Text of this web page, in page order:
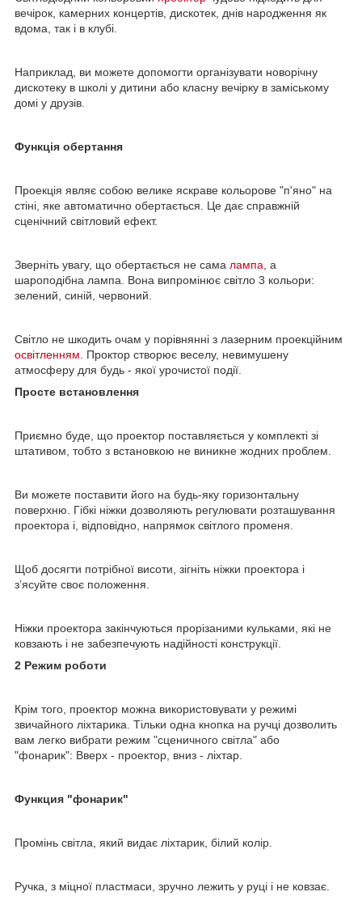
вечірок, камерних концертів, дискотек, днів народження як
вдома, так і в клубі.
Наприклад, ви можете допомогти організувати новорічну
дискотеку в школі у дитини або класну вечірку в заміському
домі у друзів.
Функція обертання
Проекція являє собою велике яскраве кольорове "п'яно" на
стіні, яке автоматично обертається. Це дає справжній
сценічний світловий ефект.
Зверніть увагу, що обертається не сама лампа , а
шароподібна лампа. Вона випромінює світло 3 кольори:
зелений, синій, червоний.
Світло не шкодить очам у порівнянні з лазерним проекційним
освітленням . Проктор створює веселу, невимушену
атмосферу для будь - якої урочистої події.
Просте встановлення
Приємно буде, що проектор поставляється у комплекті зі
штативом, тобто з встановкою не виникне жодних проблем.
Ви можете поставити його на будь-яку горизонтальну
поверхню. Гібкі ніжки дозволяють регулювати розташування
проектора і, відповідно, напрямок світлого променя.
Щоб досягти потрібної висоти, зігніть ніжки проектора і
з’ясуйте своє положення.
Ніжки проектора закінчуються прорізаними кульками, які не
ковзають і не забезпечують надійності конструкції.
2 Режим роботи
Крім того, проектор можна використовувати у режимі
звичайного ліхтарика. Тільки одна кнопка на ручці дозволить
вам легко вибрати режим "сценичного світла" або
"фонарик": Вверх - проектор, вниз - ліхтар.
Функция "фонарик"
Промінь світла, який видає ліхтарик, білий колір.
Ручка, з міцної пластмаси, зручно лежить у руці і не ковзає.